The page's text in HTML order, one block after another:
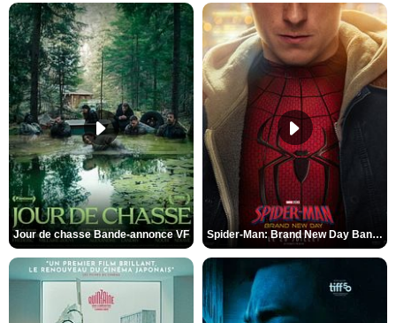
Jour de chasse Bande-annonce VF Spider-Man: Brand New Day Bande-annonce (3) VO STFR